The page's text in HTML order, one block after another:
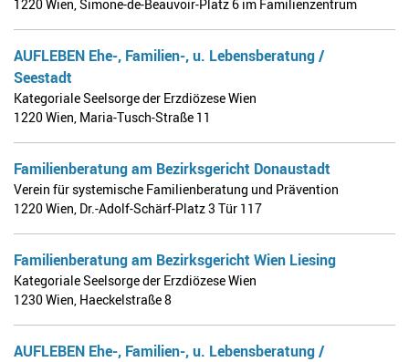
1220 Wien,Simone-de-Beauvoir-Platz 6 im Familienzentrum
AUFLEBEN Ehe-, Familien-, u. Lebensberatung /
Seestadt
Kategoriale Seelsorge der Erzdiözese Wien
1220 Wien, Maria-Tusch-Straße 11
Familienberatung am Bezirksgericht Donaustadt
Verein für systemische Familienberatung und Prävention
1220 Wien, Dr.-Adolf-Schärf-Platz 3 Tür 117
Familienberatung am Bezirksgericht Wien Liesing
Kategoriale Seelsorge der Erzdiözese Wien
1230 Wien, Haeckelstraße 8
AUFLEBEN Ehe-, Familien-, u. Lebensberatung /